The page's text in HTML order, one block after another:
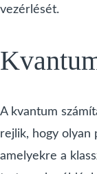
vezérlését.
A kvantum
rejlik, hogy olyan
amelyekre a